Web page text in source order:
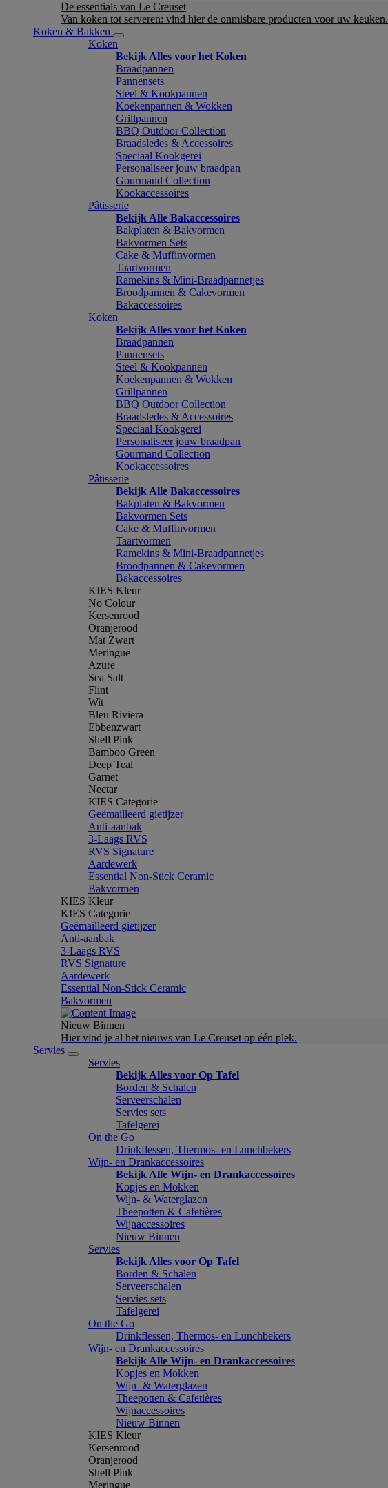
De essentials van Le Creuset
Van koken tot serveren: vind hier de onmisbare producten voor uw keuken.
Koken & Bakken
Koken
Bekijk Alles voor het Koken
Braadpannen
Pannensets
Steel & Kookpannen
Koekenpannen & Wokken
Grillpannen
BBQ Outdoor Collection
Braadsledes & Accessoires
Speciaal Kookgerei
Personaliseer jouw braadpan
Gourmand Collection
Kookaccessoires
Pâtisserie
Bekijk Alle Bakaccessoires
Bakplaten & Bakvormen
Bakvormen Sets
Cake & Muffinvormen
Taartvormen
Ramekins & Mini-Braadpannetjes
Broodpannen & Cakevormen
Bakaccessoires
Koken
Bekijk Alles voor het Koken
Braadpannen
Pannensets
Steel & Kookpannen
Koekenpannen & Wokken
Grillpannen
BBQ Outdoor Collection
Braadsledes & Accessoires
Speciaal Kookgerei
Personaliseer jouw braadpan
Gourmand Collection
Kookaccessoires
Pâtisserie
Bekijk Alle Bakaccessoires
Bakplaten & Bakvormen
Bakvormen Sets
Cake & Muffinvormen
Taartvormen
Ramekins & Mini-Braadpannetjes
Broodpannen & Cakevormen
Bakaccessoires
KIES Kleur
No Colour
Kersenrood
Oranjerood
Mat Zwart
Meringue
Azure
Sea Salt
Flint
Wit
Bleu Riviera
Ebbenzwart
Shell Pink
Bamboo Green
Deep Teal
Garnet
Nectar
KIES Categorie
Geëmailleerd gietijzer
Anti-aanbak
3-Laags RVS
RVS Signature
Aardewerk
Essential Non-Stick Ceramic
Bakvormen
KIES Kleur
KIES Categorie
Geëmailleerd gietijzer
Anti-aanbak
3-Laags RVS
RVS Signature
Aardewerk
Essential Non-Stick Ceramic
Bakvormen
Nieuw Binnen
Hier vind je al het nieuws van Le Creuset op één plek.
Servies
Servies
Bekijk Alles voor Op Tafel
Borden & Schalen
Serveerschalen
Servies sets
Tafelgerei
On the Go
Drinkflessen, Thermos- en Lunchbekers
Wijn- en Drankaccessoires
Bekijk Alle Wijn- en Drankaccessoires
Kopjes en Mokken
Wijn- & Waterglazen
Theepotten & Cafetières
Wijnaccessoires
Nieuw Binnen
Servies
Bekijk Alles voor Op Tafel
Borden & Schalen
Serveerschalen
Servies sets
Tafelgerei
On the Go
Drinkflessen, Thermos- en Lunchbekers
Wijn- en Drankaccessoires
Bekijk Alle Wijn- en Drankaccessoires
Kopjes en Mokken
Wijn- & Waterglazen
Theepotten & Cafetières
Wijnaccessoires
Nieuw Binnen
KIES Kleur
Kersenrood
Oranjerood
Shell Pink
Meringue